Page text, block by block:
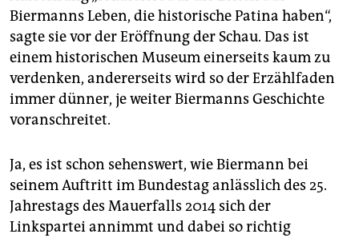
Biermanns Leben, die historische Patina haben“,
sagte sie vor der Eröffnung der Schau. Das ist
einem historischen Museum einerseits kaum zu
verdenken, andererseits wird so der Erzählfaden
immer dünner, je weiter Biermanns Geschichte
voranschreitet.
Ja, es ist schon sehenswert, wie Biermann bei
seinem Auftritt im Bundestag anlässlich des 25.
Jahrestags des Mauerfalls 2014 sich der
Linkspartei annimmt und dabei so richtig